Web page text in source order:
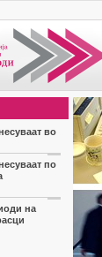
во
по
на